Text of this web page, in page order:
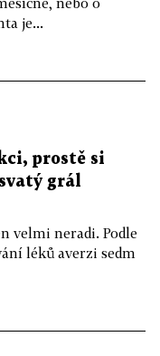
je...
prostě si
grál
velmi neradi. Podle
léků averzi sedm